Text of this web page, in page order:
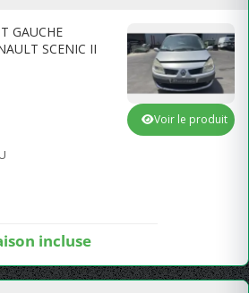
GAUCHE
SCENIC II
incluse
Voir le produit